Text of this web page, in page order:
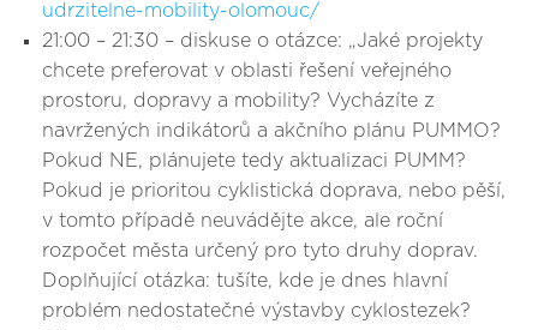
udrzitelne-mobility-olomouc/
21:00 – 21:30 – diskuse o otázce: „Jaké projekty
chcete preferovat v oblasti řešení veřejného
prostoru, dopravy a mobility? Vycházíte z
navržených indikátorů a akčního plánu PUMMO?
Pokud NE, plánujete tedy aktualizaci PUMM?
Pokud je prioritou cyklistická doprava, nebo pěší,
v tomto případě neuvádějte akce, ale roční
rozpočet města určený pro tyto druhy doprav.
Doplňující otázka: tušíte, kde je dnes hlavní
problém nedostatečné výstavby cyklostezek?